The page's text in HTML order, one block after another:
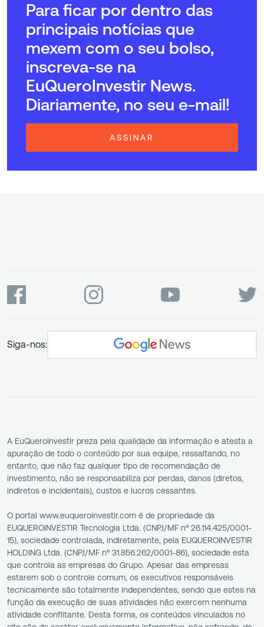
Para ficar por dentro das
principais notícias que
mexem com o seu bolso,
inscreva-se na
EuQueroInvestir News.
Diariamente, no seu e-mail!
ASSINAR
Siga-nos:
A EuQueroInvestir preza pela qualidade da informação e atesta a
apuração de todo o conteúdo por sua equipe, ressaltando, no
entanto, que não faz qualquer tipo de recomendação de
investimento, não se responsabiliza por perdas, danos (diretos,
indiretos e incidentais), custos e lucros cessantes.
O portal www.euqueroinvestir.com é de propriedade da
EUQUEROINVESTIR Tecnologia Ltda. (CNPJ/MF nº 26.114.425/0001-
15), sociedade controlada, indiretamente, pela EUQUEROINVESTIR
HOLDING Ltda. (CNPJ/MF nº 31.856.262/0001-86), sociedade esta
que controla as empresas do Grupo. Apesar das empresas
estarem sob o controle comum, os executivos responsáveis
tecnicamente são totalmente independentes, sendo que estes na
função da execução de suas atividades não exercem nenhuma
atividade conflitante. Desta forma, os conteúdos vinculados no